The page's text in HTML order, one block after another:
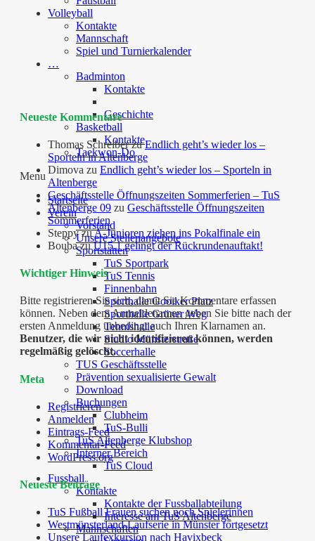
Volleyball
Kontakte
Mannschaft
Spiel und Turnierkalender
…
Badminton
Kontakte
Geschichte
Basketball
Kontakte
Taekwon-Do
Menu
Startseite
Verein
Vorstand
Unsere Stellenangebote
Sportstätten
TuS Sportpark
TuS Tennis
Finnenbahn
Sporthalle Gooiker Platz
Sporthalle Grüner Weg
Tennishalle
Studio Münsterstraße
Soccerhalle
TUS Geschäftsstelle
Prävention sexualisierte Gewalt
Download
Buchungen
Clubheim
TuS-Bulli
TuS Altenberge Klubshop
Interner Bereich
TuS Cloud
Fussball
Kontakte
Kontakte der Fussballabteilung
Interesse am TuS Altenberge
Mannschaften
Neueste Kommentare
Thomas SchreiberzuEndlich geht’s wieder los –
Sporteln in Altenberge
Dimova zu Endlich geht’s wieder los – Sporteln in
Altenberge
Geschäftsstelle Öffnungszeiten Sommerferien – TuS
Altenberge 09 zu Geschäftsstelle Öffnungszeiten
Sommerferien
SteppyzuA-Junioren ziehen ins Pokalfinale ein
BoubazuU15.1 gelingt der Rückrundenauftakt!
Wichtiger Hinweis
Bitte registrieren Sie sich, damit Sie Kommentare erfassen
können. Neben dem Anmeldenamen geben Sie bitte nach der
ersten Anmeldung unbedingt auch Ihren Klarnamen an.
Benutzer, die wir nicht identifizieren können, werden
regelmäßig gelöscht.
Meta
Registrieren
Anmelden
Eintrags-Feed
Kommentar-Feed
WordPress.org
Neueste Beiträge
TuS Fußball Frauen suchen noch Spielerinnen
Westmünsterland-Laufserie in Münster fortgesetzt
Unsere Laufexkursion nach Havixbeck